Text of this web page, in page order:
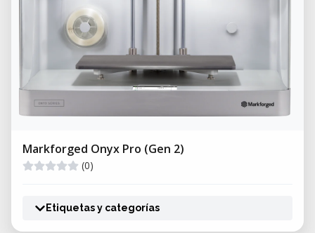
Markforged Onyx Pro (Gen 2)
(0)
Etiquetas y categorías